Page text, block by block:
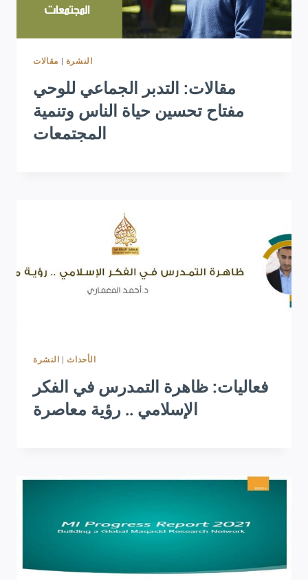
النشرة مقالات
مقالات: التدبر الجماعي للوحي
مفتاح تحسين حياة الناس وتنمية
المجتمعات
الأحداث| النشرة
فعاليات: ظاهرة التمدرس في الفكر
الإسلامي .. رؤية معاصرة